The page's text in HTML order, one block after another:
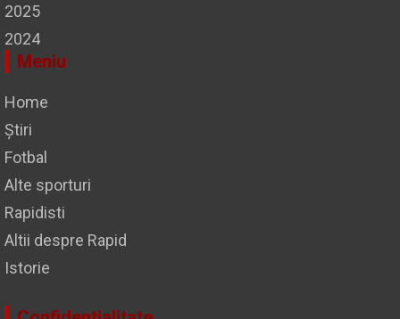
2025
2024
Meniu
Home
Știri
Fotbal
Alte sporturi
Rapidisti
Altii despre Rapid
Istorie